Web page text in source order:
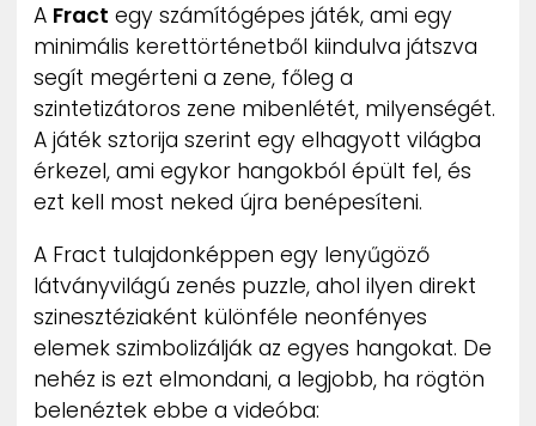
ZENE
MÉDIAAJÁNLAT
IMPRESSZUM
PR-ARCHÍVUM
ADATKEZELÉSI TÁJÉKOZTATÓ
A Fract egy számítógépes játék, ami egy
minimális kerettörténetből kiindulva játszva
segít megérteni a zene, főleg a
szintetizátoros zene mibenlétét, milyenségét.
A játék sztorija szerint egy elhagyott világba
érkezel, ami egykor hangokból épült fel, és
ezt kell most neked újra benépesíteni.
A Fract tulajdonképpen egy lenyűgöző
látványvilágú zenés puzzle, ahol ilyen direkt
szinesztéziaként különféle neonfényes
elemek szimbolizálják az egyes hangokat. De
nehéz is ezt elmondani, a legjobb, ha rögtön
belenéztek ebbe a videóba: